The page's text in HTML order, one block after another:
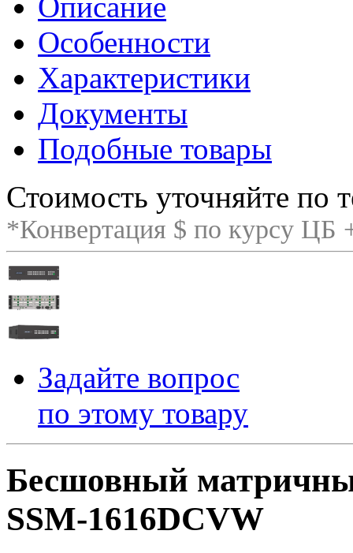
Особенности
Характеристики
Документы
Подобные товары
Стоимость уточняйте по
*Конвертация $ по курсу ЦБ
Задайте вопрос
по этому товару
Бесшовный
SSM-1616DCVW